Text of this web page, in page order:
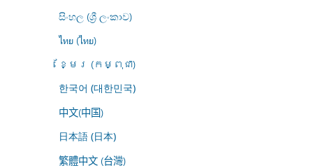
සිංහල (ශ්‍රී ලංකාව)
ไทย (ไทย)
ខ្មែរ (កម្ពុជា)
한국어 (대한민국)
中文(中国)
日本語 (日本)
繁體中文 (台灣)